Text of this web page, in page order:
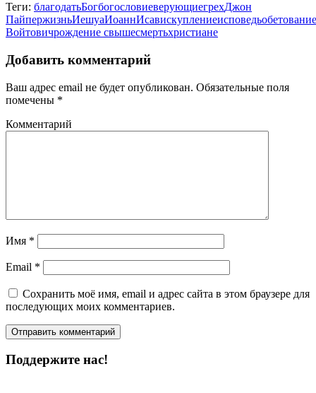
Теги: благодатьБогбогословиеверующиегрехДжон
ПайпержизньИешуаИоаннИсавискуплениеисповедьобетование
Войтовичрождение свышесмертьхристиане
Добавить комментарий
Ваш адрес email не будет опубликован. Обязательные поля
помечены *
Комментарий
Имя *
Email *
Сохранить моё имя, email и адрес сайта в этом браузере для
последующих моих комментариев.
Поддержите нас!